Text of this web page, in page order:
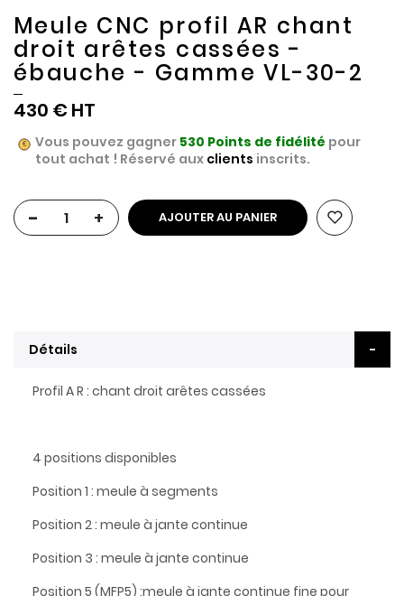
Meule CNC profil AR chant
droit arêtes cassées -
ébauche - Gamme VL-30-2
430 €
Vous pouvez gagner 530 Points de fidélité pour
tout achat ! Réservé aux clients inscrits.
- + AJOUTER AU PANIER
Détails
Profil A R : chant droit arêtes cassées
4 positions disponibles
Position 1 : meule à segments
Position 2 : meule à jante continue
Position 3 : meule à jante continue
Position 5 (MFP5) :meule à jante continue fine pour